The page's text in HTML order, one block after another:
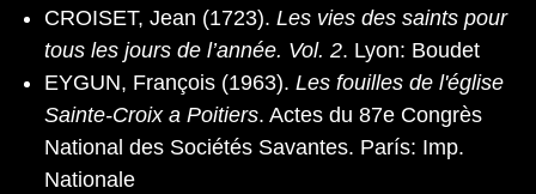
CROISET, Jean (1723). Les vies des saints pour
tous les jours de l’année. Vol. 2. Lyon: Boudet
EYGUN, François (1963). Les fouilles de l'église
Sainte-Croix a Poitiers. Actes du 87e Congrès
National des Sociétés Savantes. París: Imp.
Nationale